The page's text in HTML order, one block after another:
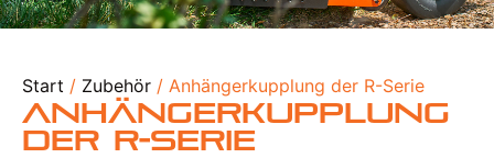
Start / Zubehör / Anhängerkupplung der R-Serie
Anhängerkupplung
der R-Serie